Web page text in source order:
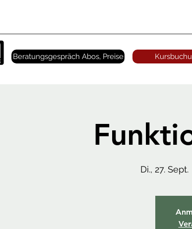
Beratungsgespräch Abos, Preise
Di., 27. Sept.